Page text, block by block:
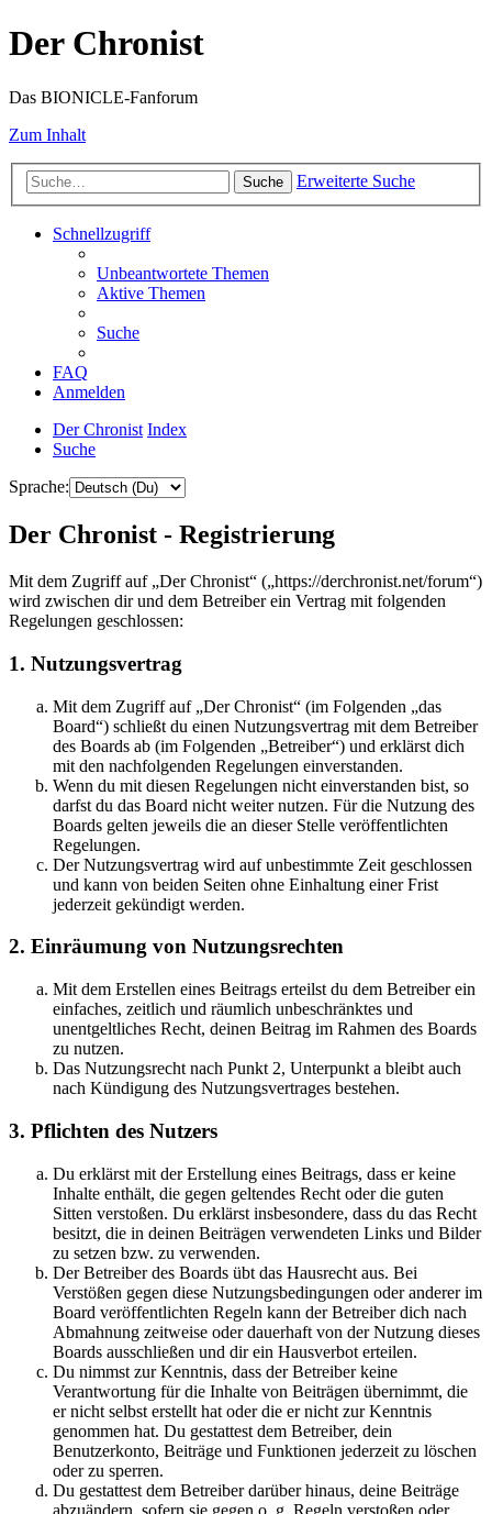
Der Chronist
Das BIONICLE-Fanforum
Zum Inhalt
Suche Erweiterte Suche
Schnellzugriff
Unbeantwortete Themen
Aktive Themen
Suche
FAQ
Anmelden
Der Chronist Index
Suche
Sprache:
Der Chronist - Registrierung
Mit dem Zugriff auf „Der Chronist“ („https://derchronist.net/forum“)
wird zwischen dir und dem Betreiber ein Vertrag mit folgenden
Regelungen geschlossen:
1. Nutzungsvertrag
Mit dem Zugriff auf „Der Chronist“ (im Folgenden „das
Board“) schließt du einen Nutzungsvertrag mit dem Betreiber
des Boards ab (im Folgenden „Betreiber“) und erklärst dich
mit den nachfolgenden Regelungen einverstanden.
Wenn du mit diesen Regelungen nicht einverstanden bist, so
darfst du das Board nicht weiter nutzen. Für die Nutzung des
Boards gelten jeweils die an dieser Stelle veröffentlichten
Regelungen.
Der Nutzungsvertrag wird auf unbestimmte Zeit geschlossen
und kann von beiden Seiten ohne Einhaltung einer Frist
jederzeit gekündigt werden.
2. Einräumung von Nutzungsrechten
Mit dem Erstellen eines Beitrags erteilst du dem Betreiber ein
einfaches, zeitlich und räumlich unbeschränktes und
unentgeltliches Recht, deinen Beitrag im Rahmen des Boards
zu nutzen.
Das Nutzungsrecht nach Punkt 2, Unterpunkt a bleibt auch
nach Kündigung des Nutzungsvertrages bestehen.
3. Pflichten des Nutzers
Du erklärst mit der Erstellung eines Beitrags, dass er keine
Inhalte enthält, die gegen geltendes Recht oder die guten
Sitten verstoßen. Du erklärst insbesondere, dass du das Recht
besitzt, die in deinen Beiträgen verwendeten Links und Bilder
zu setzen bzw. zu verwenden.
Der Betreiber des Boards übt das Hausrecht aus. Bei
Verstößen gegen diese Nutzungsbedingungen oder anderer im
Board veröffentlichten Regeln kann der Betreiber dich nach
Abmahnung zeitweise oder dauerhaft von der Nutzung dieses
Boards ausschließen und dir ein Hausverbot erteilen.
Du nimmst zur Kenntnis, dass der Betreiber keine
Verantwortung für die Inhalte von Beiträgen übernimmt, die
er nicht selbst erstellt hat oder die er nicht zur Kenntnis
genommen hat. Du gestattest dem Betreiber, dein
Benutzerkonto, Beiträge und Funktionen jederzeit zu löschen
oder zu sperren.
Du gestattest dem Betreiber darüber hinaus, deine Beiträge
abzuändern, sofern sie gegen o. g. Regeln verstoßen oder